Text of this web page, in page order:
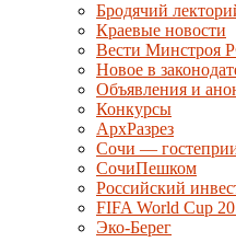
Бродячий
Краевые новости
Вести Минстроя
Новое в
Объявления и
Конкурсы
АрхРазрез
Сочи —
СочиПешком
Российский
FIFA World Cup
Эко-Берег